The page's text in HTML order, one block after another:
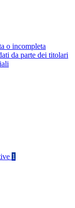
o incompleta
da parte dei titolari
1